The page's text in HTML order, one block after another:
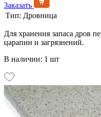
Заказать
Тип: Дровница
Для хранения запаса дров
царапин и загрязнений.
В наличии: 1 шт